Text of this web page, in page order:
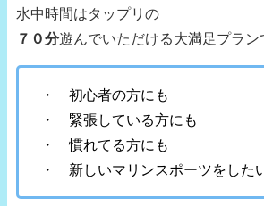
水中時間はタップリの
７０分遊んでいただける大満足プラン
・ 初心者の方にも
・ 緊張している方にも
・ 慣れてる方にも
・ 新しいマリンスポーツをした